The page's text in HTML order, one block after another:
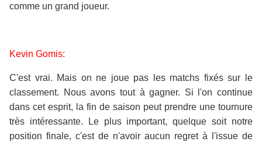
comme un grand joueur.
Kevin Gomis:
C'est vrai. Mais on ne joue pas les matchs fixés sur le
classement. Nous avons tout à gagner. Si l'on continue
dans cet esprit, la fin de saison peut prendre une tournure
très intéressante. Le plus important, quelque soit notre
position finale, c'est de n'avoir aucun regret à l'issue de